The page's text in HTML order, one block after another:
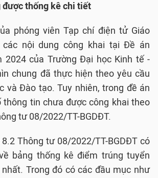
được thống kê chi tiết
phóng viên Tạp chí điện tử Giáo
các nội dung công khai tại Đề án
2024 của Trường Đại học Kinh tế -
chung đã thực hiện theo yêu cầu
và Đào tạo. Tuy nhiên, trong đề án
thông tin chưa được công khai theo
tư 08/2022/TT-BGDĐT.
Thông tư 08/2022/TT-BGDĐT có
bảng thống kê điểm trúng tuyển
Trong đó có các đầu mục như